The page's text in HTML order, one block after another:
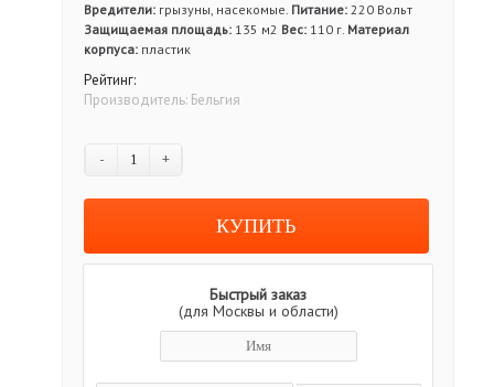
Вредители: грызуны, насекомые. Питание: 220 Вольт
Защищаемая площадь: 135 м2 Вес: 110 г. Материал
корпуса: пластик
Рейтинг:
Производитель: Бельгия
- +
Быстрый заказ
(для Москвы и области)